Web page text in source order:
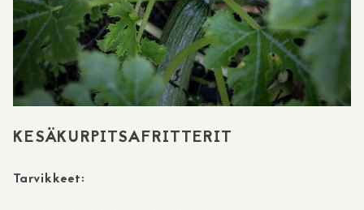
KESÄKURPITSAFRITTERIT
Tarvikkeet: